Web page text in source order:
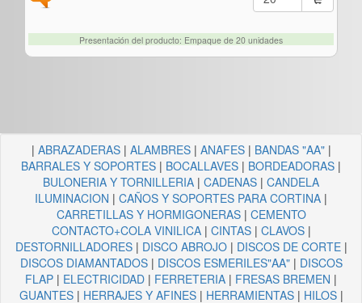
Presentación del producto: Empaque de 20 unidades
| ABRAZADERAS| ALAMBRES| ANAFES| BANDAS "AA"|
BARRALES Y SOPORTES | BOCALLAVES | BORDEADORAS |
BULONERIA Y TORNILLERIA | CADENAS | CANDELA
ILUMINACION | CAÑOS Y SOPORTES PARA CORTINA |
CARRETILLAS Y HORMIGONERAS| CEMENTO
CONTACTO+COLA VINILICA| CINTAS| CLAVOS|
DESTORNILLADORES| DISCO ABROJO| DISCOS DE CORTE|
DISCOS DIAMANTADOS| DISCOS ESMERILES"AA"| DISCOS
FLAP | ELECTRICIDAD | FERRETERIA | FRESAS BREMEN |
GUANTES| HERRAJES Y AFINES| HERRAMIENTAS| HILOS|